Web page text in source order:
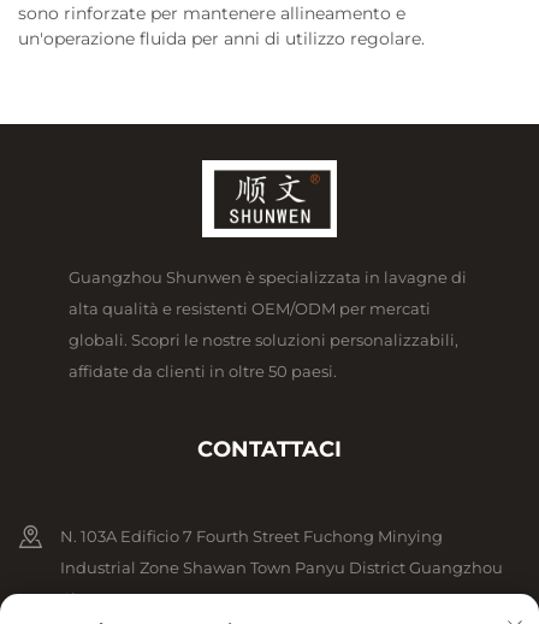
sono rinforzate per mantenere allineamento e
un'operazione fluida per anni di utilizzo regolare.
Guangzhou Shunwen è specializzata in lavagne di
alta qualità e resistenti OEM/ODM per mercati
globali. Scopri le nostre soluzioni personalizzabili,
affidate da clienti in oltre 50 paesi.
CONTATTACI
N. 103A Edificio 7 Fourth Street Fuchong Minying
Industrial Zone Shawan Town Panyu District Guangzhou
Cina